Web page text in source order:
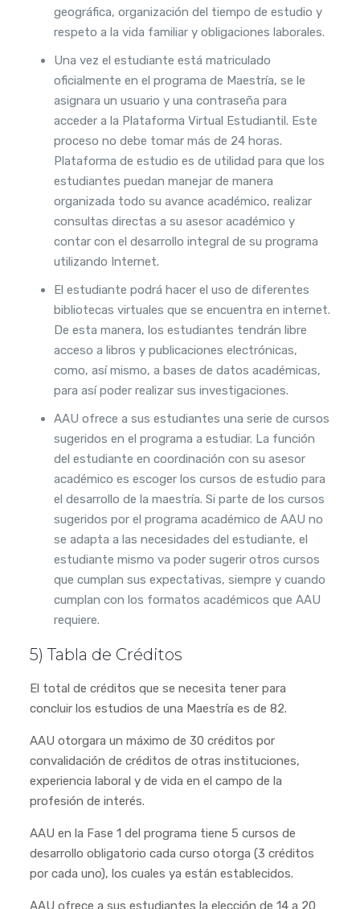
geográfica, organización del tiempo de estudio y
respeto a la vida familiar y obligaciones laborales.
Una vez el estudiante está matriculado
oficialmente en el programa de Maestría, se le
asignara un usuario y una contraseña para
acceder a la Plataforma Virtual Estudiantil. Este
proceso no debe tomar más de 24 horas.
Plataforma de estudio es de utilidad para que los
estudiantes puedan manejar de manera
organizada todo su avance académico, realizar
consultas directas a su asesor académico y
contar con el desarrollo integral de su programa
utilizando Internet.
El estudiante podrá hacer el uso de diferentes
bibliotecas virtuales que se encuentra en internet.
De esta manera, los estudiantes tendrán libre
acceso a libros y publicaciones electrónicas,
como, así mismo, a bases de datos académicas,
para así poder realizar sus investigaciones.
AAU ofrece a sus estudiantes una serie de cursos
sugeridos en el programa a estudiar. La función
del estudiante en coordinación con su asesor
académico es escoger los cursos de estudio para
el desarrollo de la maestría. Si parte de los cursos
sugeridos por el programa académico de AAU no
se adapta a las necesidades del estudiante, el
estudiante mismo va poder sugerir otros cursos
que cumplan sus expectativas, siempre y cuando
cumplan con los formatos académicos que AAU
requiere.
5) Tabla de Créditos
El total de créditos que se necesita tener para
concluir los estudios de una Maestría es de 82.
AAU otorgara un máximo de 30 créditos por
convalidación de créditos de otras instituciones,
experiencia laboral y de vida en el campo de la
profesión de interés.
AAU en la Fase 1 del programa tiene 5 cursos de
desarrollo obligatorio cada curso otorga (3 créditos
por cada uno), los cuales ya están establecidos.
AAU ofrece a sus estudiantes la elección de 14 a 20